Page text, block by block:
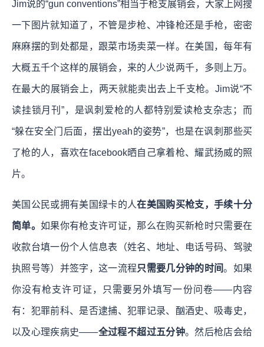
Jim说的“gun conventions”相当于枪支展销会，大家上网搜
一下图片就知道了，不管是步枪、冲锋枪还是手枪，密密
麻麻摆的到处都是，跟菜市场卖菜一样。在美国，每年有
大概五千个这样的展销会，来的人少说两千，多则上万。
在最大的展销会上，两天就能卖出去上千支枪。Jim说“不
读挂锁月刊”，是讽刺爱枪的人都特别爱读枪支杂志；而
“躲在安全门后面，摆出yeah的姿势”，也是在讽刺那些买
了枪的人，喜欢在facebook晒自己拿着枪、耀武扬威的照
片。
美国公民或拥有美国绿卡的人在美国购买枪支，手续十分
简单。 如果你有枪支许可证，那么在购买新枪时只需要在
收款台填一份个人信息表（姓名、地址、电话号码、驾驶
执照号等）并签字，这一流程只需要几分钟的时间。如果
你没有枪支许可证，只需要另外填写一份问卷——内容
有：犯罪前科、是否逮捕、犯罪记录、酗酒史、吸毒史，
以及心理疾病史——全过程不超过五分钟。然后枪店会给